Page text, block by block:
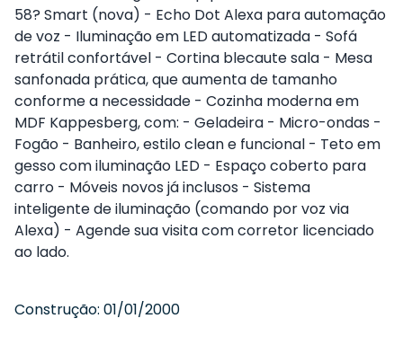
58? Smart (nova) - Echo Dot Alexa para automação
de voz - Iluminação em LED automatizada - Sofá
retrátil confortável - Cortina blecaute sala - Mesa
sanfonada prática, que aumenta de tamanho
conforme a necessidade - Cozinha moderna em
MDF Kappesberg, com: - Geladeira - Micro-ondas -
Fogão - Banheiro, estilo clean e funcional - Teto em
gesso com iluminação LED - Espaço coberto para
carro - Móveis novos já inclusos - Sistema
inteligente de iluminação (comando por voz via
Alexa) - Agende sua visita com corretor licenciado
ao lado.
Construção: 01/01/2000